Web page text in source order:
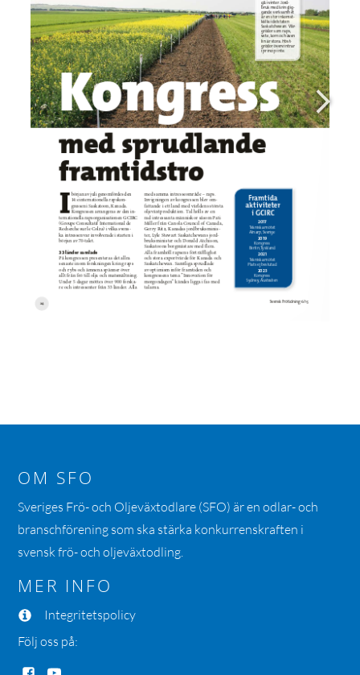
OM SFO
Sveriges Frö- och Oljeväxtodlare (SFO) är en odlar- och
branschförening som ska stärka konkurrenskraften i
svensk frö- och oljeväxtodling.
MER INFO
Integritetspolicy
Följ oss på: